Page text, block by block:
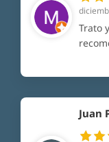
Trato
Juan